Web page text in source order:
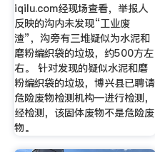
iqilu.com经现场查看，举报人
反映的沟内未发现“工业废
渣”，沟旁有三堆疑似为水泥和
磨粉编织袋的垃圾，约500方左
右。 针对发现的疑似水泥和磨
粉编织袋的垃圾，博兴县已聘请
危险废物检测机构—进行检测，
经检测，该固体废物不是危险废
物。